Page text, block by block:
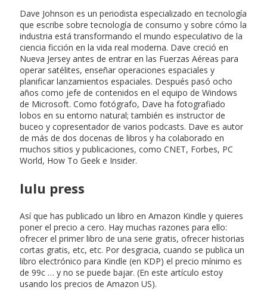
Dave Johnson es un periodista especializado en tecnología
que escribe sobre tecnología de consumo y sobre cómo la
industria está transformando el mundo especulativo de la
ciencia ficción en la vida real moderna. Dave creció en
Nueva Jersey antes de entrar en las Fuerzas Aéreas para
operar satélites, enseñar operaciones espaciales y
planificar lanzamientos espaciales. Después pasó ocho
años como jefe de contenidos en el equipo de Windows
de Microsoft. Como fotógrafo, Dave ha fotografiado
lobos en su entorno natural; también es instructor de
buceo y copresentador de varios podcasts. Dave es autor
de más de dos docenas de libros y ha colaborado en
muchos sitios y publicaciones, como CNET, Forbes, PC
World, How To Geek e Insider.
lulu press
Así que has publicado un libro en Amazon Kindle y quieres
poner el precio a cero. Hay muchas razones para ello:
ofrecer el primer libro de una serie gratis, ofrecer historias
cortas gratis, etc, etc. Por desgracia, cuando se publica un
libro electrónico para Kindle (en KDP) el precio mínimo es
de 99c … y no se puede bajar. (En este artículo estoy
usando los precios de Amazon US).